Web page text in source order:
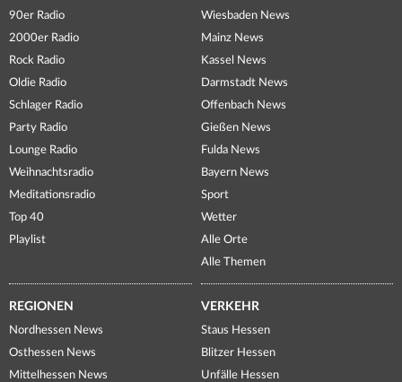
90er Radio
2000er Radio
Rock Radio
Oldie Radio
Schlager Radio
Party Radio
Lounge Radio
Weihnachtsradio
Meditationsradio
Top 40
Playlist
Wiesbaden News
Mainz News
Kassel News
Darmstadt News
Offenbach News
Gießen News
Fulda News
Bayern News
Sport
Wetter
Alle Orte
Alle Themen
REGIONEN
Nordhessen News
Osthessen News
Mittelhessen News
VERKEHR
Staus Hessen
Blitzer Hessen
Unfälle Hessen